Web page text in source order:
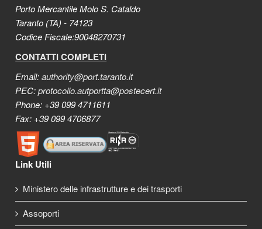
Porto Mercantile Molo S. Cataldo
Taranto (TA) - 74123
Codice Fiscale:90048270731
CONTATTI COMPLETI
Email:authority@port.taranto.it
PEC:protocollo.autportta@postecert.it
Phone: +39 099 4711611
Fax: +39 099 4706877
Link Utili
Ministero delle infrastrutture e dei trasporti
Assoporti